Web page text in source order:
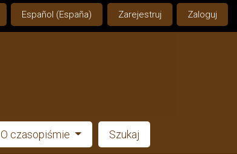
Español (España) Zarejestruj Zaloguj
O czasopiśmie Szukaj